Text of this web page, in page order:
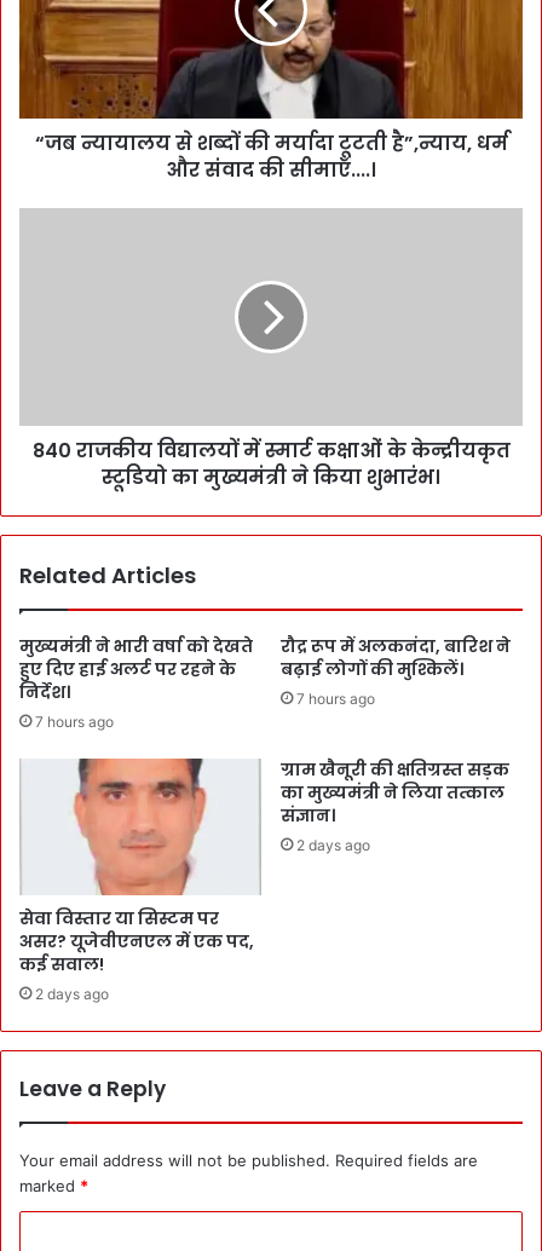
“जब न्यायालय से शब्दों की मर्यादा टूटती है”,न्याय, धर्म
और संवाद की सीमाएँ....।
840 राजकीय विद्यालयों में स्मार्ट कक्षाओं के केन्द्रीयकृत
स्टूडियो का मुख्यमंत्री ने किया शुभारंभ।
Related Articles
मुख्यमंत्री ने भारी वर्षा को देखते
हुए दिए हाई अलर्ट पर रहने के
निर्देश।
7 hours ago
रौद्र रूप में अलकनंदा, बारिश ने
बढ़ाई लोगों की मुश्किलें।
7 hours ago
सेवा विस्तार या सिस्टम पर
असर? यूजेवीएनएल में एक पद,
कई सवाल!
2 days ago
ग्राम खैनूरी की क्षतिग्रस्त सड़क
का मुख्यमंत्री ने लिया तत्काल
संज्ञान।
2 days ago
Leave a Reply
Your email address will not be published. Required fields are
marked *